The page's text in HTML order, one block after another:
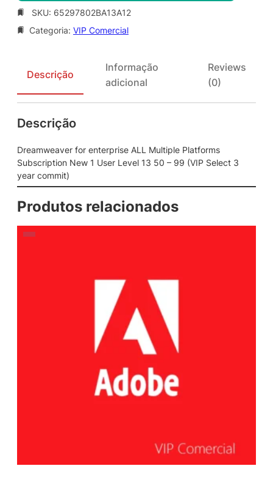
SKU: 65297802BA13A12
Categoria: VIP Comercial
Descrição
Informação
adicional
Reviews
(0)
Descrição
Dreamweaver for enterprise ALL Multiple Platforms
Subscription New 1 User Level 13 50 – 99 (VIP Select 3
year commit)
Produtos relacionados